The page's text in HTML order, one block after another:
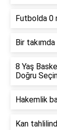
Futbolda 0
Bir
8 Yaş
Doğru
Hakemlik
Kan